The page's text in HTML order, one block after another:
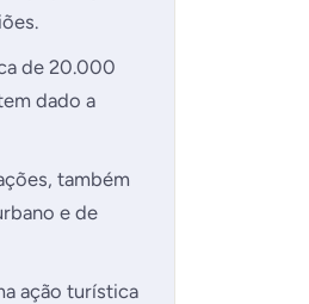
de 20.000
dado a
também
e de
ação turística